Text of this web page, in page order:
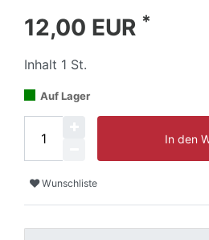
12,00 EUR *
Inhalt 1 St.
Auf Lager
In den
Wunschliste